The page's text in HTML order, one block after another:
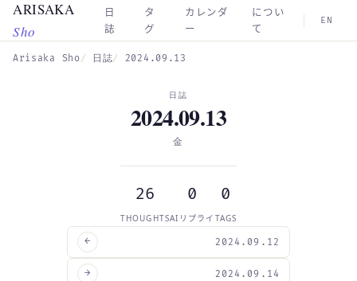
Skip to main content
ARISAKA
Sho
日
誌
タ
グ
カレンダ
ー
につい
て
EN
Arisaka Sho 日誌 2024.09.13
← 2024.09.12
日誌
2024.09.13
金
26
THOUGHTS
0
AIリプライ
0
TAGS
2024.09.14
→